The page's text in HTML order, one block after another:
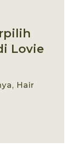
Lovie
Hair